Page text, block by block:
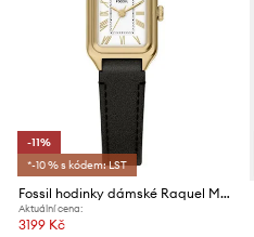
-11%
*-10 % s kódem: LST
Fossil hodinky dámské Raquel Mini
Aktuální cena:
3199 Kč